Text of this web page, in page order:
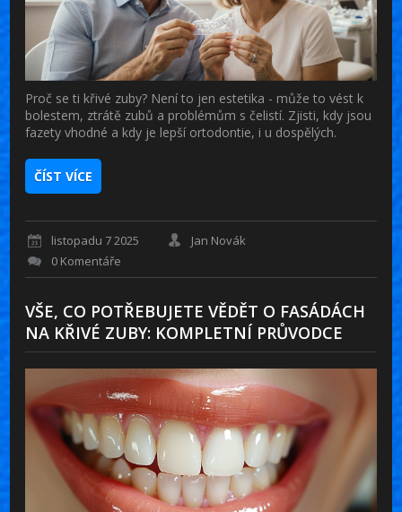
Proč se ti křivé zuby? Není to jen estetika - může to vést k
bolestem, ztrátě zubů a problémům s čelistí. Zjisti, kdy jsou
fazety vhodné a kdy je lepší ortodontie, i u dospělých.
ČÍST VÍCE
listopadu 7 2025
Jan Novák
0 Komentáře
VŠE, CO POTŘEBUJETE VĚDĚT O FASÁDÁCH
NA KŘIVÉ ZUBY: KOMPLETNÍ PRŮVODCE